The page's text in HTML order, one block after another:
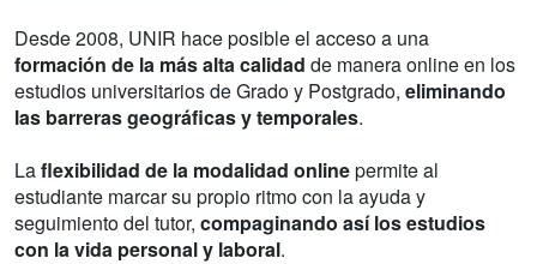
Desde 2008, UNIR hace posible el acceso a una
formación de la más alta calidad de manera online en los
estudios universitarios de Grado y Postgrado, eliminando
las barreras geográficas y temporales.
Laflexibilidad de la modalidad onlinepermite al
estudiante marcar su propio ritmo con la ayuda y
seguimiento del tutor, compaginando así los estudios
con la vida personal y laboral.